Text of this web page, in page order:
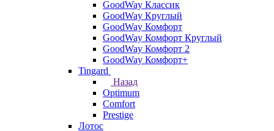
GoodWay Классик
GoodWay Круглый
GoodWay Комфорт
GoodWay Комфорт Круглый
GoodWay Комфорт 2
GoodWay Комфорт+
Tingard
Назад
Optimum
Comfort
Prestige
Лотос